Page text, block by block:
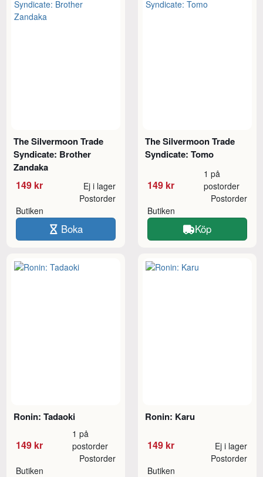
The Silvermoon Trade
Syndicate: Brother
Zandaka
149 kr Ej i lager
Butiken
Postorder
Boka
The Silvermoon Trade
Syndicate: Tomo
149 kr
1 på
postorder
Butiken
Postorder
Köp
Ronin: Tadaoki
149 kr
1 på
postorder
Butiken
Postorder
Ronin: Karu
149 kr Ej i lager
Butiken
Postorder